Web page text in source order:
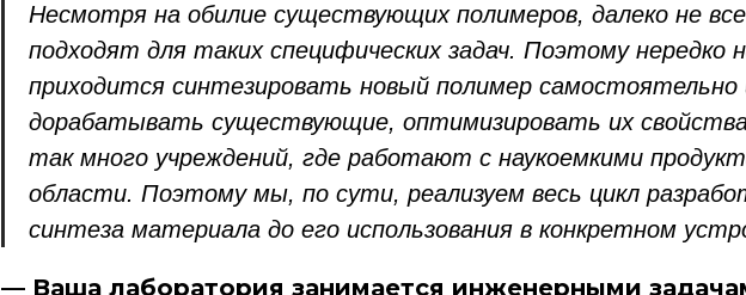
Несмотря на обилие существующих полимеров, далеко не
подходят для таких специфических задач. Поэтому нередко
приходится синтезировать новый полимер самостоятельно
дорабатывать существующие, оптимизировать их
так много учреждений, где работают с наукоемкими
области. Поэтому мы, по сути, реализуем весь цикл
синтеза материала до его использования в конкретном
— Ваша лаборатория занимается инженерными